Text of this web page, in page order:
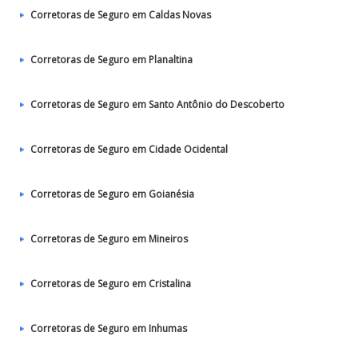
Corretoras de Seguro em Caldas Novas
Corretoras de Seguro em Planaltina
Corretoras de Seguro em Santo Antônio do Descoberto
Corretoras de Seguro em Cidade Ocidental
Corretoras de Seguro em Goianésia
Corretoras de Seguro em Mineiros
Corretoras de Seguro em Cristalina
Corretoras de Seguro em Inhumas